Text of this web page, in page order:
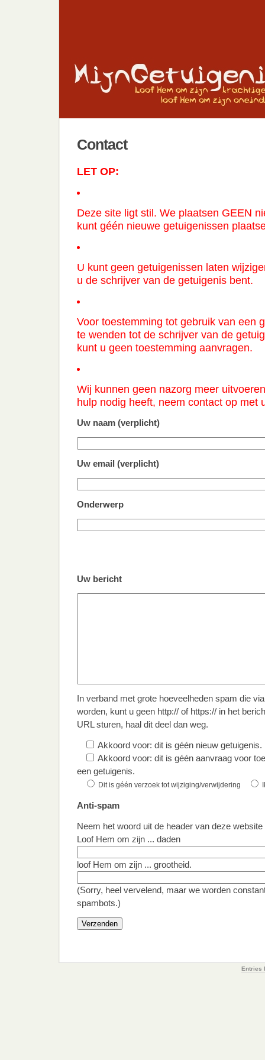
Contact
LET OP:
Deze site ligt stil. We plaatsen GEEN
kunt géén nieuwe getuigenissen
U kunt geen getuigenissen laten
u de schrijver van de getuigenis bent.
Voor toestemming tot gebruik van een
te wenden tot de schrijver van de
kunt u geen toestemming aanvragen.
Wij kunnen geen nazorg meer
hulp nodig heeft, neem contact op met
Gelieve dit veld leeg te laten.
Uw naam (verplicht)
Uw email (verplicht)
Onderwerp
Uw bericht
In verband met grote hoeveelheden spam die
worden, kunt u geen http:// of https:// in het
URL sturen, haal dit deel dan weg.
Akkoord voor: dit is géén nieuw getuigenis.
Akkoord voor: dit is géén aanvraag voor
een getuigenis.
Dit is géén verzoek tot wijziging/verwijdering
Anti-spam
Neem het woord uit de header van deze website
Loof Hem om zijn ... daden
loof Hem om zijn ... grootheid.
(Sorry, heel vervelend, maar we worden
spambots.)
Gelieve dit veld leeg te laten.
Entries